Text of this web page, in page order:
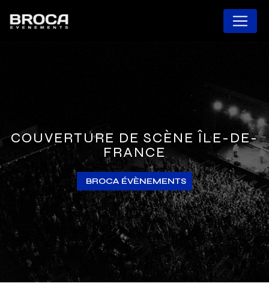
COUVERTURE DE SCÈNE ÎLE-DE-
FRANCE
BROCA ÉVÈNEMENTS